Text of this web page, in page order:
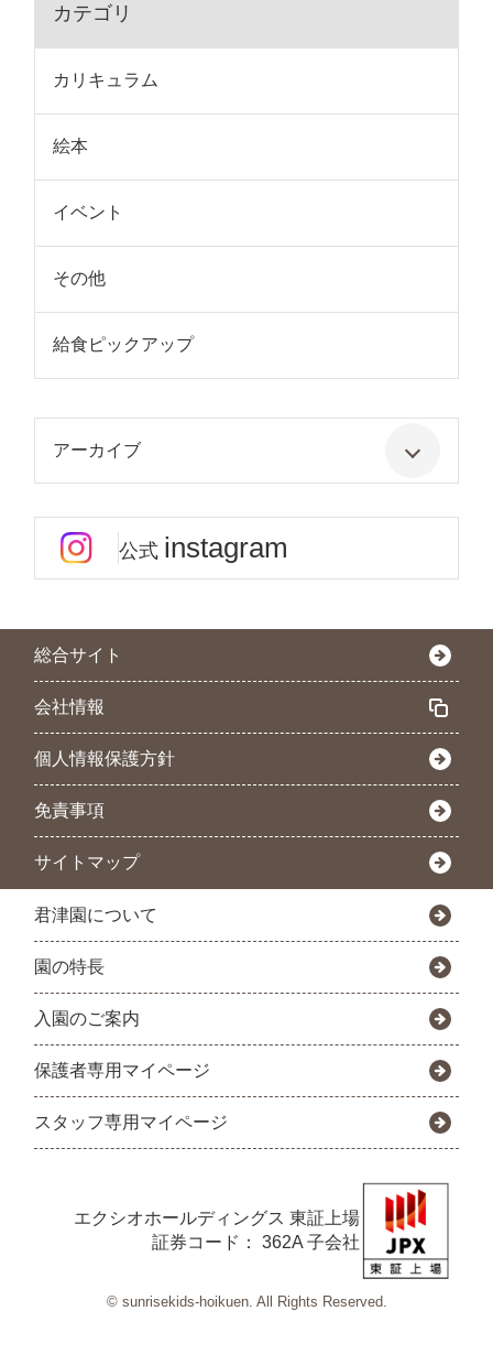
カテゴリ
カリキュラム
絵本
イベント
その他
給食ピックアップ
アーカイブ
公式 instagram
総合サイト
会社情報
個人情報保護方針
免責事項
サイトマップ
君津園について
園の特長
入園のご案内
保護者専用マイページ
スタッフ専用マイページ
エクシオホールディングス 東証上場
証券コード： 362A 子会社
© sunrisekids-hoikuen. All Rights Reserved.